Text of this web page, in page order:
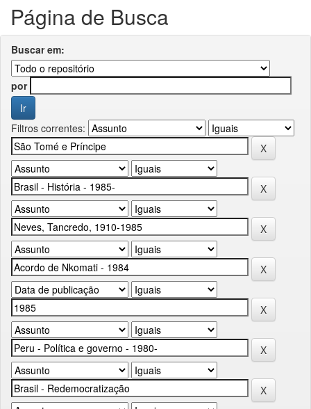
Página de Busca
Buscar em:
por
Filtros correntes: